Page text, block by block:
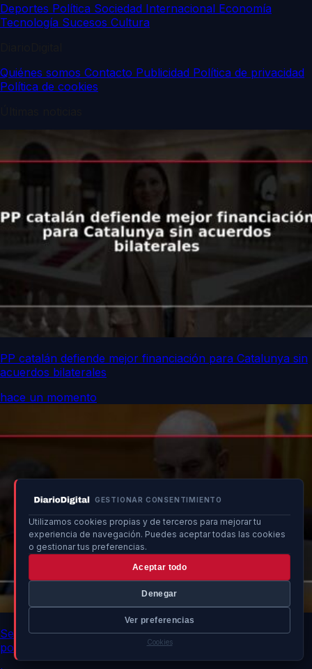
GESTIONAR CONSENTIMIENTO
Utilizamos cookies propias y de terceros para mejorar tu
experiencia de navegación. Puedes aceptar todas las cookies
o gestionar tus preferencias.
Aceptar todo
Denegar
Ver preferencias
Cookies
Deportes Política Sociedad Internacional Economía
Tecnología Sucesos Cultura
Quiénes somos Contacto Publicidad Política de privacidad
Política de cookies
PP catalán defiende mejor financiación para Catalunya sin
acuerdos bilaterales
hace un momento
Senado advierte a ministros sobre impacto de no asistir
por crisis en Ceuta